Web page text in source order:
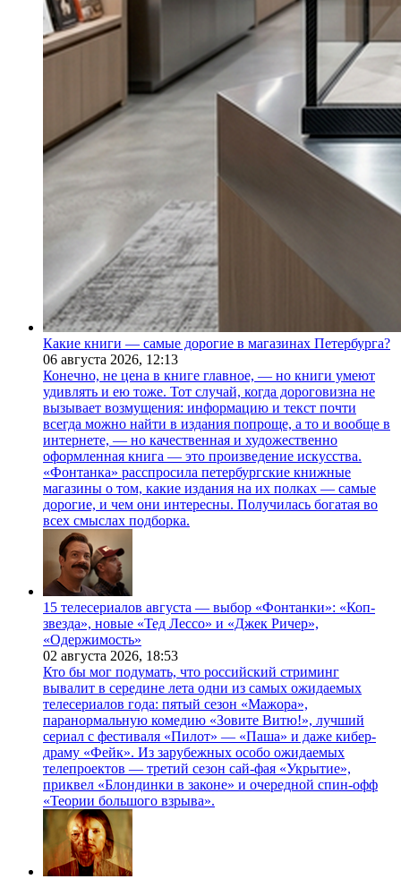
Какие книги — самые дорогие в магазинах Петербурга?
06 августа 2026, 12:13
Конечно, не цена в книге главное, — но книги умеют
удивлять и ею тоже. Тот случай, когда дороговизна не
вызывает возмущения: информацию и текст почти
всегда можно найти в издания попроще, а то и вообще в
интернете, — но качественная и художественно
оформленная книга — это произведение искусства.
«Фонтанка» расспросила петербургские книжные
магазины о том, какие издания на их полках — самые
дорогие, и чем они интересны. Получилась богатая во
всех смыслах подборка.
15 телесериалов августа — выбор «Фонтанки»: «Коп-
звезда», новые «Тед Лессо» и «Джек Ричер»,
«Одержимость»
02 августа 2026, 18:53
Кто бы мог подумать, что российский стриминг
вывалит в середине лета одни из самых ожидаемых
телесериалов года: пятый сезон «Мажора»,
паранормальную комедию «Зовите Витю!», лучший
сериал с фестиваля «Пилот» — «Паша» и даже кибер-
драму «Фейк». Из зарубежных особо ожидаемых
телепроектов — третий сезон сай-фая «Укрытие»,
приквел «Блондинки в законе» и очередной спин-офф
«Теории большого взрыва».